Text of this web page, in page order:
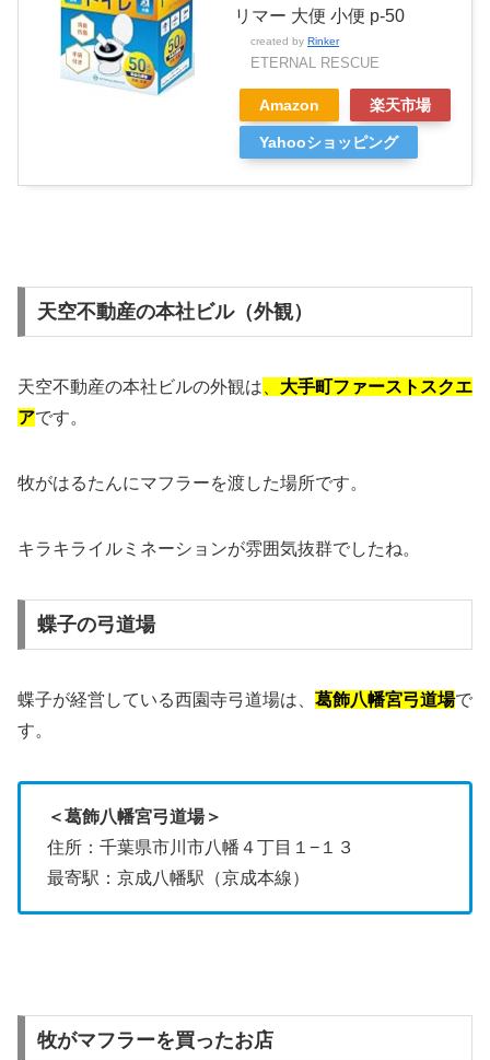
リマー 大便 小便 p-50
created by Rinker
ETERNAL RESCUE
Amazon 楽天市場
Yahooショッピング
天空不動産の本社ビル（外観）
天空不動産の本社ビルの外観は
大手町ファーストスクエ
アです。
牧がはるたんにマフラーを渡した場所です。
キラキライルミネーションが雰囲気抜群でしたね。
蝶子の弓道場
蝶子が経営している西園寺弓道場は、 葛飾八幡宮弓道場で
す。
＜葛飾八幡宮弓道場＞
住所：千葉県市川市八幡４丁目１−１３
最寄駅：京成八幡駅（京成本線）
牧がマフラーを買ったお店